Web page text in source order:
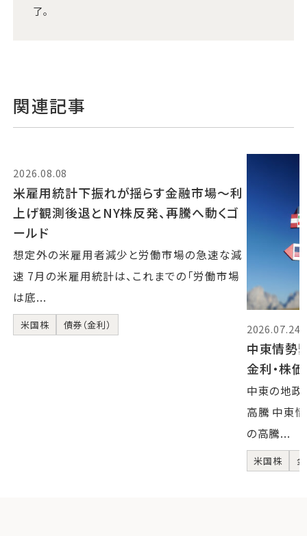
了。
関連記事
2026.08.08
米雇用統計下振れが揺らす金融市場～利
上げ観測後退とNY株反発、再騰へ動くゴ
ールド
想定外の米雇用者減少と労働市場の急速な減
速 7月の米雇用統計は、これまでの「労働市場
は底...
米国株 債券（金利） 2026.07.24
中東情勢
金利・株
中東の地政
高騰 中東
の高騰...
米国株 金